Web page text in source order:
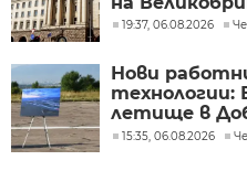
19:37, 06.08.2026
Нови
технологии:
летище в
в голям
15:35, 06.08.2026